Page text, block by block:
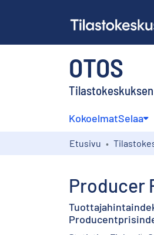
OTOS
KokoelmatSelaa
Etusivu
Producer